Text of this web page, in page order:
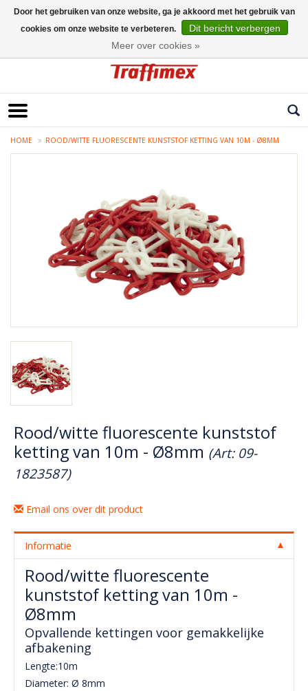
HOME ROOD/WITTE FLUORESCENTE KUNSTSTOF KETTING VAN 10M - Ø8MM
Rood/witte fluorescente kunststof
ketting van 10m - Ø8mm (Art: 09-
1823587)
Email ons over dit product
Informatie
Rood/witte fluorescente
kunststof ketting van 10m -
Ø8mm
Opvallende kettingen voor gemakkelijke
afbakening
Lengte:10m
Diameter: Ø 8mm
Door het gebruiken van onze website, ga je akkoord met het gebruik van
cookies om onze website te verbeteren.
Dit bericht verbergen
Meer over cookies »